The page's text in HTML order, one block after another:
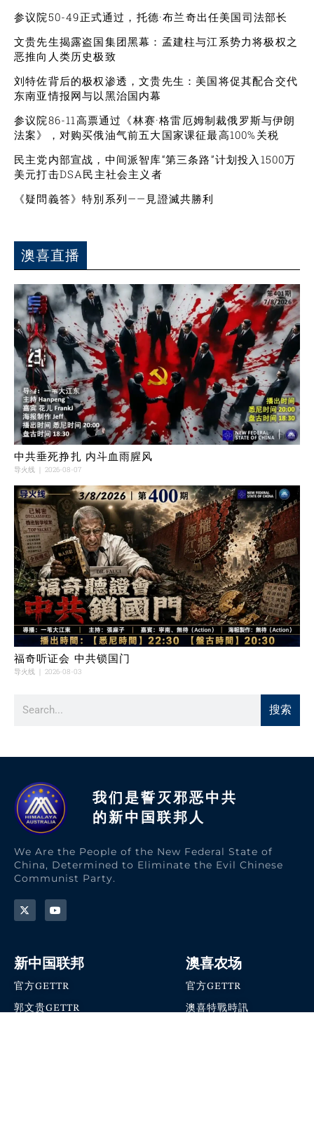
参议院50-49正式通过，托德·布兰奇出任美国司法部长
文贵先生揭露盗国集团黑幕：孟建柱与江系势力将极权之
恶推向人类历史极致
刘特佐背后的极权渗透，文贵先生：美国将促其配合交代
东南亚情报网与以黑治国内幕
参议院86-11高票通过《林赛·格雷厄姆制裁俄罗斯与伊朗
法案》，对购买俄油气前五大国家课征最高100%关税
民主党内部宣战，中间派智库“第三条路”计划投入1500万
美元打击DSA民主社会主义者
《疑問義答》特別系列——見證滅共勝利
澳喜直播
中共垂死挣扎 内斗血雨腥风
导火线 2026-08-07
福奇听证会 中共锁国门
导火线 2026-08-03
搜索
我们是誓灭邪恶中共
的新中国联邦人​
We Are the People of the New Federal State of
China, Determined to Eliminate the Evil Chinese
Communist Party.
新中国联邦
官方GETTR
郭文贵GETTR
澳喜农场
官方GETTR
澳喜特戰時訊